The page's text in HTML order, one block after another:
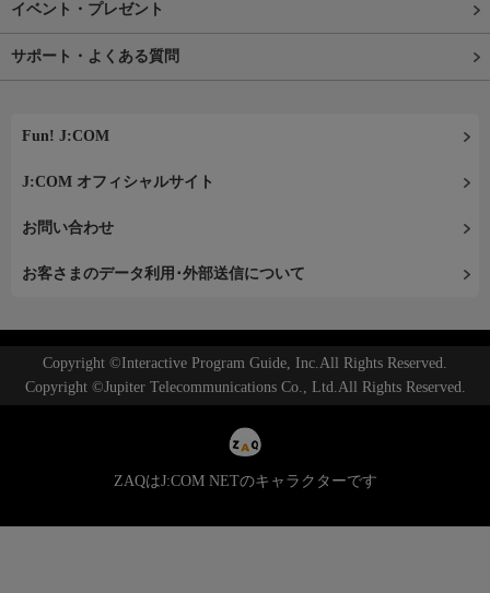
イベント・プレゼント
サポート・よくある質問
Fun! J:COM
J:COM オフィシャルサイト
お問い合わせ
お客さまのデータ利用･外部送信について
Copyright ©Interactive Program Guide, Inc.All Rights Reserved.
Copyright ©Jupiter Telecommunications Co., Ltd.All Rights Reserved.
ZAQはJ:COM NETのキャラクターです